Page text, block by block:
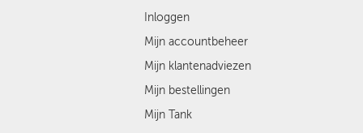
Inloggen
Mijn accountbeheer
Mijn klantenadviezen
Mijn bestellingen
Mijn Tank